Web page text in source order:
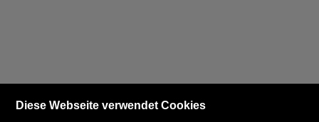
Diese Webseite verwendet Cookies